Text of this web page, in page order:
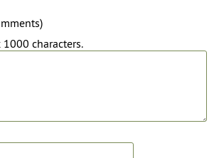
1000 characters.